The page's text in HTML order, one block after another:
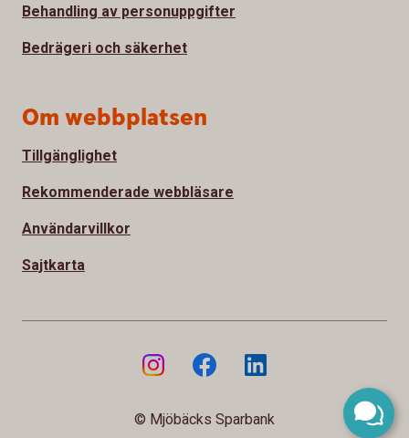
Behandling av personuppgifter
Bedrägeri och säkerhet
Om webbplatsen
Tillgänglighet
Rekommenderade webbläsare
Användarvillkor
Sajtkarta
© Mjöbäcks Sparbank